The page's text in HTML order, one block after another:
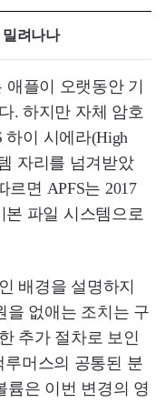
려나나
애플이 오랫동안 기
. 하지만 자체 암호
하이 시에라(High
자리를 넘겨받았
르면 APFS는 2017
본 파일 시스템으로
배경을 설명하지
을 없애는 조치는 구
추가 절차로 보인
루머스의 공통된 분
륨은 이번 변경의 영